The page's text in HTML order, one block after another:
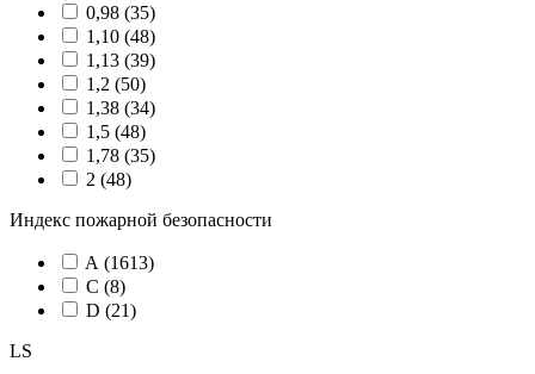
0,98 (35)
1,10 (48)
1,13 (39)
1,2 (50)
1,38 (34)
1,5 (48)
1,78 (35)
2 (48)
Индекс пожарной безопасности
A (1613)
C (8)
D (21)
LS